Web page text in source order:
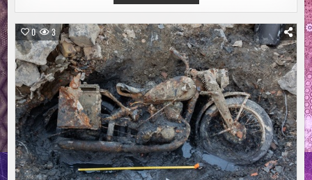
GANZ
FORM
VON
CHEFSESSEL
0 3